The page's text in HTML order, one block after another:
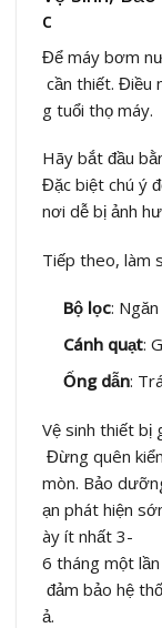
c
Để máy bơm
cần thiết. Điều
g tuổi thọ máy.
Hãy bắt đầu
Đặc biệt chú ý
nơi dễ bị ảnh
Tiếp theo, làm
Bộ lọc:
Cánh quạt:
Ống dẫn:
Vệ sinh thiết bị
Đừng quên
mòn. Bảo
ạn phát hiện
ày ít nhất 3-
6 tháng một
đảm bảo hệ
ả.